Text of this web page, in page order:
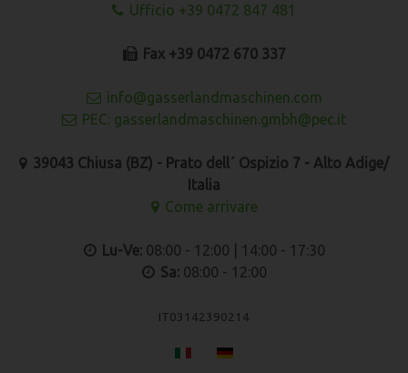
Ufficio +39 0472 847 481
Fax +39 0472 670 337
info@gasserlandmaschinen.com
PEC: gasserlandmaschinen.gmbh@pec.it
39043 Chiusa (BZ) - Prato dell´ Ospizio 7 - Alto Adige/
Italia
Come arrivare
Lu-Ve:08:00 - 12:00 | 14:00 - 17:30
Sa:08:00 - 12:00
IT03142390214